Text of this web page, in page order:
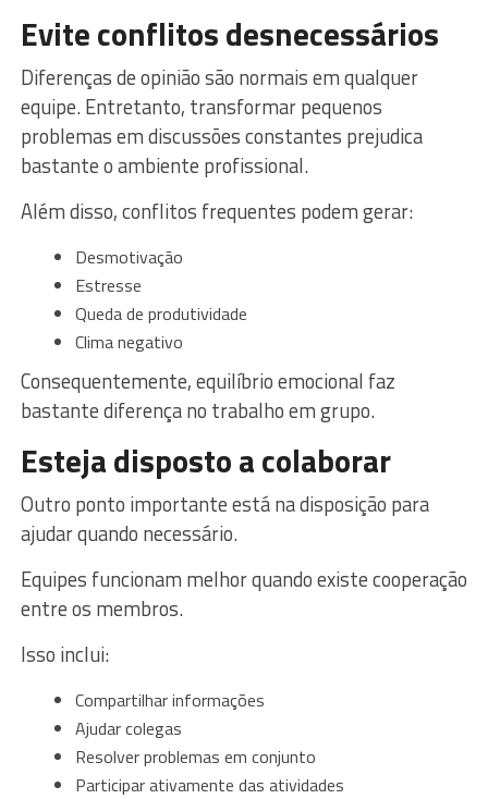
Evite conflitos desnecessários
Diferenças de opinião são normais em qualquer
equipe. Entretanto, transformar pequenos
problemas em discussões constantes prejudica
bastante o ambiente profissional.
Além disso, conflitos frequentes podem gerar:
Desmotivação
Estresse
Queda de produtividade
Clima negativo
Consequentemente, equilíbrio emocional faz
bastante diferença no trabalho em grupo.
Esteja disposto a colaborar
Outro ponto importante está na disposição para
ajudar quando necessário.
Equipes funcionam melhor quando existe cooperação
entre os membros.
Isso inclui:
Compartilhar informações
Ajudar colegas
Resolver problemas em conjunto
Participar ativamente das atividades